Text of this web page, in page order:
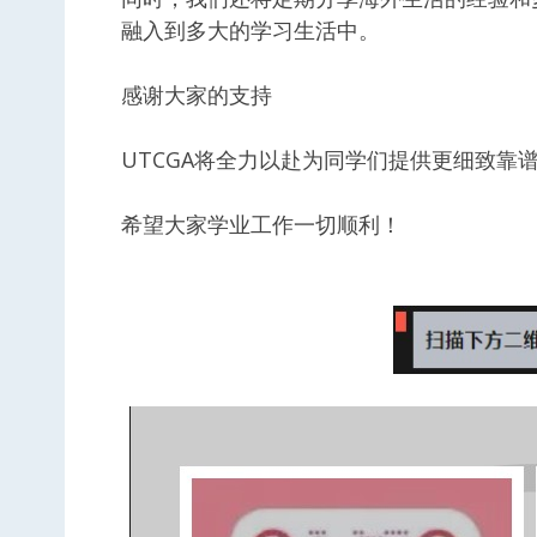
融入到多大的学习生活中。
感谢大家的支持
UTCGA将全力以赴为同学们提供更细致靠
希望大家学业工作一切顺利！